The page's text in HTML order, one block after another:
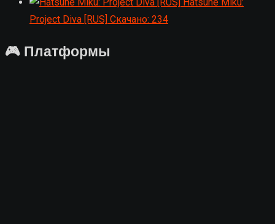
Hatsune Miku:
Project Diva [RUS] Скачано: 234
🎮 Платформы